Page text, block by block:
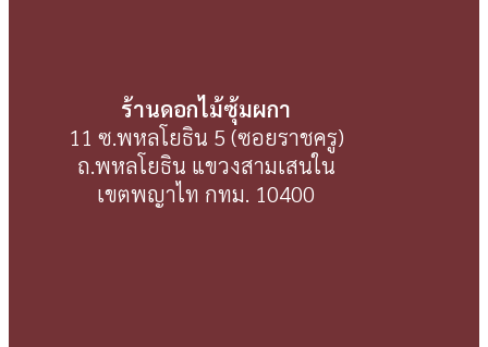
ร้านดอกไม้ซุ้มผกา
11 ซ.พหลโยธิน 5 (ซอยราชครู)
ถ.พหลโยธิน แขวงสามเสนใน
เขตพญาไท กทม. 10400